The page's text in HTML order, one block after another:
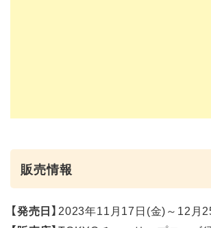
販売情報
【発売日】2023年11月17日(金)～12月